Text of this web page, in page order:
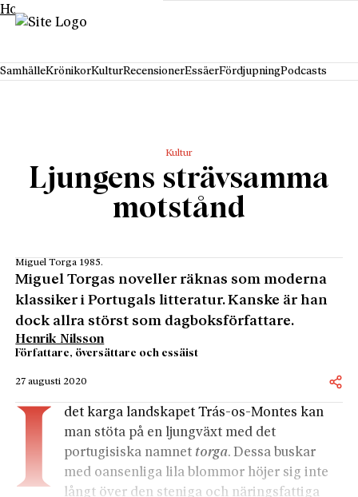
Hoppa till innehåll
SamhälleKrönikorKulturRecensionerEssäerFördjupningPodcasts
Kultur
Ljungens strävsamma
motstånd
Miguel Torga 1985.
Miguel Torgas noveller räknas som moderna
klassiker i Portugals litteratur. Kanske är han
dock allra störst som dagboksförfattare.
Henrik Nilsson
Författare, översättare och essäist
27 augusti 2020
I
det karga landskapet Trás-os-Montes kan
man stöta på en ljungväxt med det
portugisiska namnet torga. Dessa buskar
med oansenliga lila blommor höjer sig inte
långt över den steniga och näringsfattiga